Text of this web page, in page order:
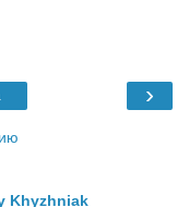
›
Khyzhniak